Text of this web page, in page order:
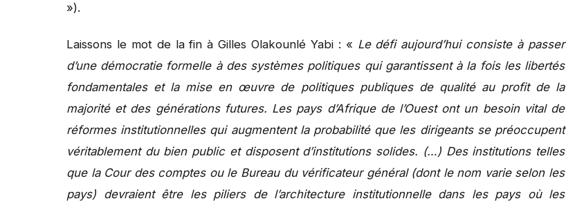
»).
Laissons le mot de la fin à Gilles Olakounlé Yabi : « Le défi aujourd’hui consiste à passer
d’une démocratie formelle à des systèmes politiques qui garantissent à la fois les libertés
fondamentales et la mise en œuvre de politiques publiques de qualité au profit de la
majorité et des générations futures. Les pays d’Afrique de l’Ouest ont un besoin vital de
réformes institutionnelles qui augmentent la probabilité que les dirigeants se préoccupent
véritablement du bien public et disposent d’institutions solides. (…) Des institutions telles
que la Cour des comptes ou le Bureau du vérificateur général (dont le nom varie selon les
pays) devraient être les piliers de l’architecture institutionnelle dans les pays où les